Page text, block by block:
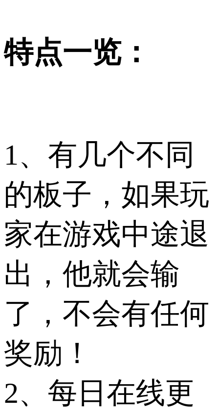
特点一览：
1、有几个不同
的板子，如果玩
家在游戏中途退
出，他就会输
了，不会有任何
奖励！
2、每日在线更